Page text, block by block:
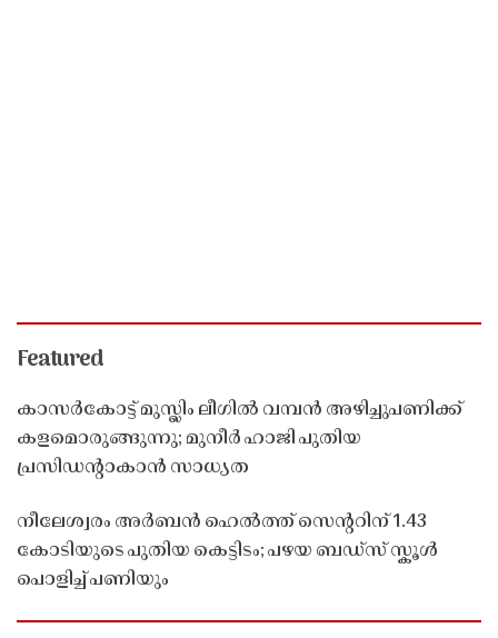
Featured
കാസർകോട്ട് മുസ്ലിം ലീഗിൽ വമ്പൻ അഴിച്ചുപണിക്ക്
കളമൊരുങ്ങുന്നു; മുനീർ ഹാജി പുതിയ
പ്രസിഡൻ്റാകാൻ സാധ്യത
നീലേശ്വരം അർബൻ ഹെൽത്ത് സെൻ്ററിന് 1.43
കോടിയുടെ പുതിയ കെട്ടിടം; പഴയ ബഡ്സ് സ്കൂൾ
പൊളിച്ച് പണിയും